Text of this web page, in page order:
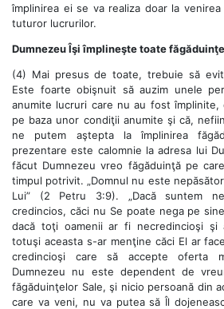
împlinirea ei se va realiza doar la
tuturor lucrurilor.
Dumnezeu Îşi împlineşte toate
(4) Mai presus de toate, trebuie să
Este foarte obişnuit să auzim unele
anumite lucruri care nu au fost împlinite,
pe baza unor condiţii anumite şi că,
ne putem aştepta la împlinirea
prezentare este calomnie la adresa lui
făcut Dumnezeu vreo făgăduinţă pe
timpul potrivit. „Domnul nu este
Lui” (2 Petru 3:9). „Dacă suntem
credincios, căci nu Se poate nega pe
dacă toţi oamenii ar fi necredincioşi şi
totuşi aceasta s-ar menţine căci El ar
credincioşi care să accepte oferta
Dumnezeu nu este dependent de
făgăduinţelor Sale, şi nicio persoană din
care va veni, nu va putea să Îl